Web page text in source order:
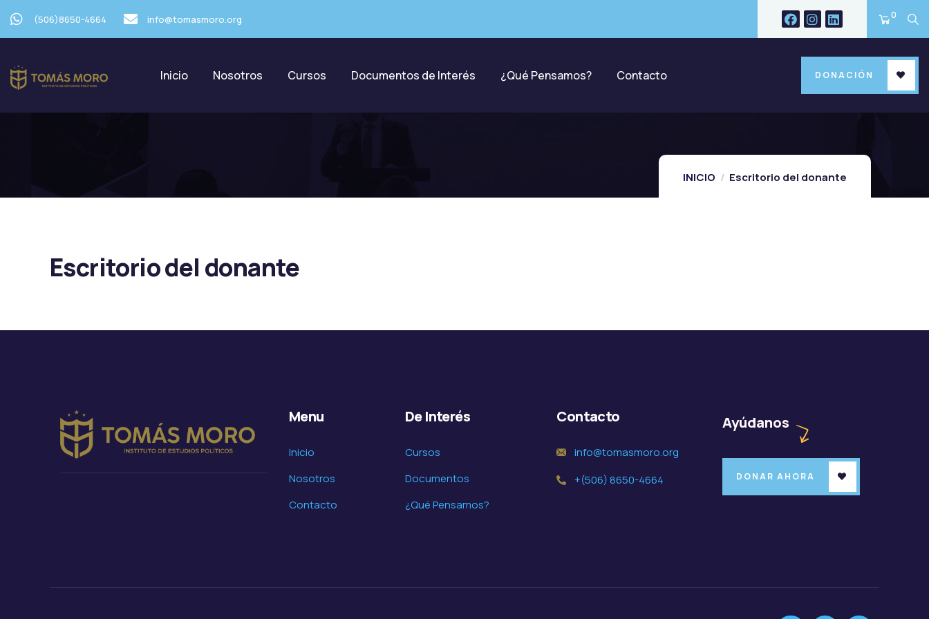
(506)8650-4664 info@tomasmoro.org 0
Inicio Nosotros Cursos Documentos de Interés ¿Qué Pensamos? Contacto DONACIÓN
Escritorio Del Donante
INICIO Escritorio del donante
Escritorio del donante
Menu
Inicio
Nosotros
Contacto
De Interés
Cursos
Documentos
¿Qué Pensamos?
Contacto
info@tomasmoro.org
+(506) 8650-4664
Ayúdanos
DONAR AHORA